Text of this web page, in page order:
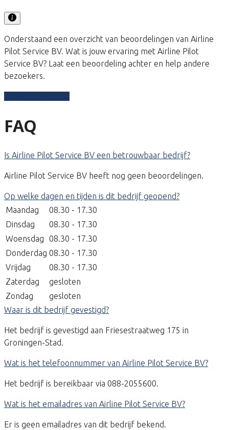
Onderstaand een overzicht van beoordelingen van Airline
Pilot Service BV. Wat is jouw ervaring met Airline Pilot
Service BV? Laat een beoordeling achter en help andere
bezoekers.
FAQ
Is Airline Pilot Service BV een betrouwbaar bedrijf?
Airline Pilot Service BV heeft nog geen beoordelingen.
Op welke dagen en tijden is dit bedrijf geopend?
Maandag
08.30 - 17.30
Dinsdag
08.30 - 17.30
Woensdag
08.30 - 17.30
Donderdag 08.30 - 17.30
Vrijdag
08.30 - 17.30
Zaterdag
gesloten
Zondag
gesloten
Waar is dit bedrijf gevestigd?
Het bedrijf is gevestigd aan Friesestraatweg 175 in
Groningen-Stad.
Wat is het telefoonnummer van Airline Pilot Service BV?
Het bedrijf is bereikbaar via 088-2055600.
Wat is het emailadres van Airline Pilot Service BV?
Er is geen emailadres van dit bedrijf bekend.